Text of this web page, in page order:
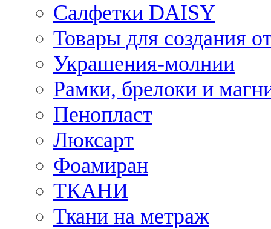
Салфетки DAISY
Товары для создания
Украшения-молнии
Рамки, брелоки и
Пенопласт
Люксарт
Фоамиран
ТКАНИ
Ткани на метраж